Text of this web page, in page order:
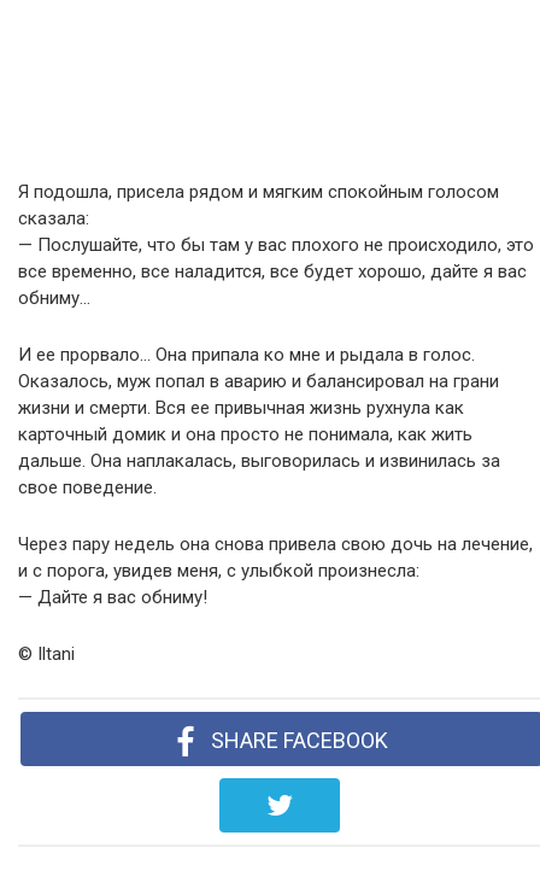
Я подошла, присела рядом и мягким спокойным голосом
сказала:
— Послушайте, что бы там у вас плохого не происходило, это
все временно, все наладится, все будет хорошо, дайте я вас
обниму…
И ее прорвало… Она припала ко мне и рыдала в голос.
Оказалось, муж попал в аварию и балансировал на грани
жизни и смерти. Вся ее привычная жизнь рухнула как
карточный домик и она просто не понимала, как жить
дальше. Она наплакалась, выговорилась и извинилась за
свое поведение.
Через пару недель она снова привела свою дочь на лечение,
и с порога, увидев меня, с улыбкой произнесла:
— Дайте я вас обниму!
© Iltani
SHARE FACEBOOK